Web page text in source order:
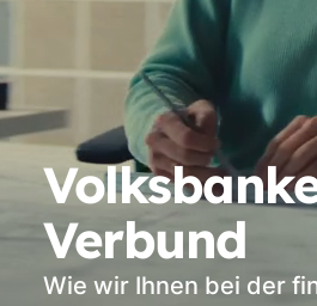
Verbund
Wie wir Ihnen bei der